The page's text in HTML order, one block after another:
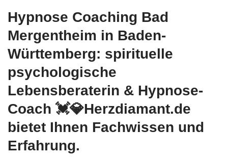
Hypnose Coaching Bad
Mergentheim in Baden-
Württemberg: spirituelle
psychologische
Lebensberaterin & Hypnose-
Coach 💓️💎Herzdiamant.de
bietet Ihnen Fachwissen und
Erfahrung.